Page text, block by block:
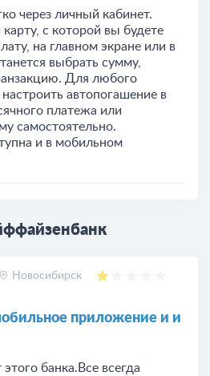
через личный кабинет.
с которой вы будете
на главном экране или в
выбрать сумму,
Для любого
автопогашение в
платежа или
самостоятельно.
и в мобильном
Райффайзенбанк
Новосибирск
приложение и и
банка.Все всегда